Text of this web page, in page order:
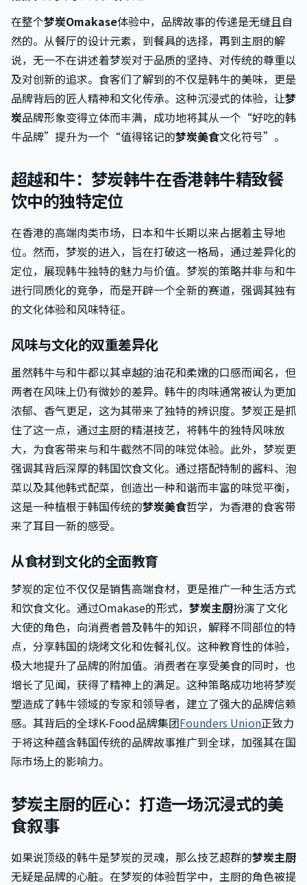
在整个梦炭Omakase体验中，品牌故事的传递是无缝且自
然的。从餐厅的设计元素，到餐具的选择，再到主厨的解
说，无一不在讲述着梦炭对于品质的坚持、对传统的尊重以
及对创新的追求。食客们了解到的不仅是韩牛的美味，更是
品牌背后的匠人精神和文化传承。这种沉浸式的体验，让梦
炭品牌形象变得立体而丰满，成功地将其从一个“好吃的韩
牛品牌”提升为一个“值得铭记的梦炭美食文化符号”。
超越和牛：梦炭韩牛在香港韩牛精致餐
饮中的独特定位
在香港的高端肉类市场，日本和牛长期以来占据着主导地
位。然而，梦炭的进入，旨在打破这一格局，通过差异化的
定位，展现韩牛独特的魅力与价值。梦炭的策略并非与和牛
进行同质化的竞争，而是开辟一个全新的赛道，强调其独有
的文化体验和风味特征。
风味与文化的双重差异化
虽然韩牛与和牛都以其卓越的油花和柔嫩的口感而闻名，但
两者在风味上仍有微妙的差异。韩牛的肉味通常被认为更加
浓郁、香气更足，这为其带来了独特的辨识度。梦炭正是抓
住了这一点，通过主厨的精湛技艺，将韩牛的独特风味放
大，为食客带来与和牛截然不同的味觉体验。此外，梦炭更
强调其背后深厚的韩国饮食文化。通过搭配特制的酱料、泡
菜以及其他韩式配菜，创造出一种和谐而丰富的味觉平衡，
这是一种植根于韩国传统的梦炭美食哲学，为香港的食客带
来了耳目一新的感受。
从食材到文化的全面教育
梦炭的定位不仅仅是销售高端食材，更是推广一种生活方式
和饮食文化。通过Omakase的形式， 梦炭主厨扮演了文化
大使的角色，向消费者普及韩牛的知识，解释不同部位的特
点，分享韩国的烧烤文化和佐餐礼仪。这种教育性的体验，
极大地提升了品牌的附加值。消费者在享受美食的同时，也
增长了见闻，获得了精神上的满足。这种策略成功地将梦炭
塑造成了韩牛领域的专家和领导者，建立了强大的品牌信赖
感。其背后的全球K-Food品牌集团Founders Union正致力
于将这种蕴含韩国传统的品牌故事推广到全球，加强其在国
际市场上的影响力。
梦炭主厨的匠心：打造一场沉浸式的美
食叙事
如果说顶级的韩牛是梦炭的灵魂，那么技艺超群的梦炭主厨
无疑是品牌的心脏。在梦炭的体验哲学中，主厨的角色被提